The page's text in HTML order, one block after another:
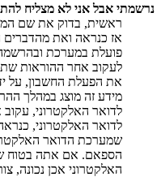
נרשמתי אבל אני לא מצליח
ראשית, בדוק את שם
לעקוב אחר ההוראות
את הפעלת החשבון, על
מידע זה מוצג במהלך
לדואר האלקטרוני,
לדואר האלקטרוני,
שמערכת הדואר
הספאם. אם אתה בטוח
האלקטרוני אכן נכונה,